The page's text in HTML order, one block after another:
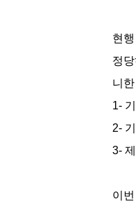
현
정
니
1-
2-
3-
이